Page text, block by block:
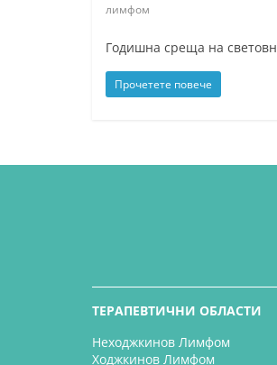
лимфом
Годишна среща на
Прочетете повече
ТЕРАПЕВТИЧНИ ОБЛАСТИ
Неходжкинов Лимфом
Ходжкинов Лимфом